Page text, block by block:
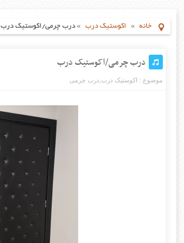
خانه » اکوستیک درب »درب چرمی/اکوستیک درب
درب چرمی/اکوستیک درب
موضوع : اکوستیک درب درب چرمی